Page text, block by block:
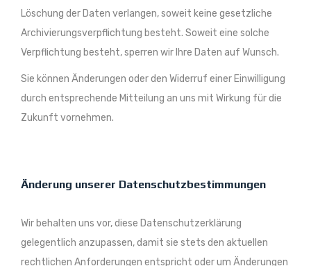
Löschung der Daten verlangen, soweit keine gesetzliche
Archivierungsverpflichtung besteht. Soweit eine solche
Verpflichtung besteht, sperren wir Ihre Daten auf Wunsch.
Sie können Änderungen oder den Widerruf einer Einwilligung
durch entsprechende Mitteilung an uns mit Wirkung für die
Zukunft vornehmen.
Änderung unserer Datenschutzbestimmungen
Wir behalten uns vor, diese Datenschutzerklärung
gelegentlich anzupassen, damit sie stets den aktuellen
rechtlichen Anforderungen entspricht oder um Änderungen